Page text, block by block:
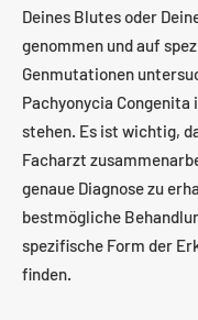
Deines Blutes oder
genommen und auf
Genmutationen
Pachyonycia Congenita
stehen. Es ist wichtig,
Facharzt
genaue Diagnose zu
bestmögliche
spezifische Form der
finden.